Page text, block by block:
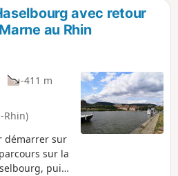
avec retour
au Rhin
-411 m
Rhin)
démarrer sur
sur la
puis